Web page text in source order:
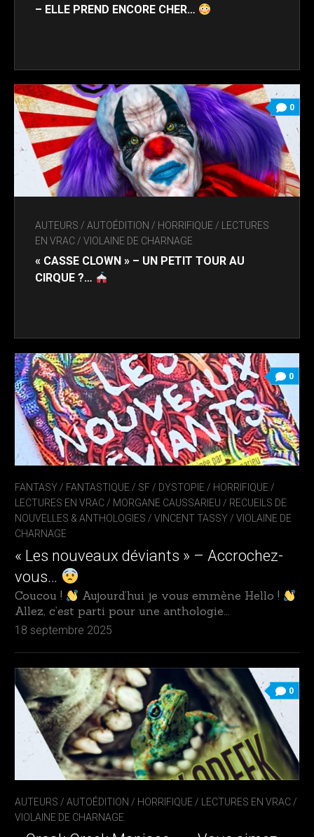
– ELLE PREND ENCORE CHER…
0
AUTEURS / AUTOÉDITION / HORRIFIQUE /
LECTURES
EN VRAC / VIOLAINE DE CHARNAGE
« CASSE CLOWN » – UN PETIT TOUR AU
CIRQUE ?…
0
FANTASY / FANTASTIQUE / SF / DYSTOPIE / HORRIFIQUE /
LECTURES EN VRAC / MORGANE CAUSSARIEU / RECUEILS DE
NOUVELLES & ANTHOLOGIES / VINCENT TASSY / VIOLAINE DE
CHARNAGE
« Les nouveaux déviants » – Accrochez-
vous…
Coucou !
Aujourd’hui je vous emmène Hello !
Allez, c’est parti pour une anthologie...
18 septembre 2025
0
AUTEURS / AUTOÉDITION / HORRIFIQUE / LECTURES EN VRAC /
VIOLAINE DE CHARNAGE